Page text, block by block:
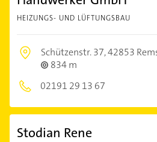
HEIZUNGS- UND LÜFTUNGSBAU
Schützenstr. 37,42853
834 m
02191 29 13 67
Stodian Rene